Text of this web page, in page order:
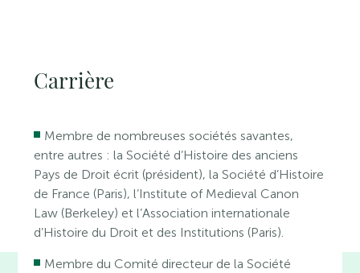
Carrière
Membre de nombreuses sociétés savantes,
entre autres : la Société d’Histoire des anciens
Pays de Droit écrit (président), la Société d’Histoire
de France (Paris), l’Institute of Medieval Canon
Law (Berkeley) et l’Association internationale
d’Histoire du Droit et des Institutions (Paris).
Membre du Comité directeur de la Société